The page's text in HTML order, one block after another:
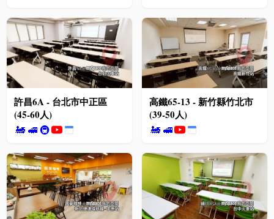
許昌6A - 台北市中正區
(45-60人)
🚂 🚅 🚇
高鐵65-13 - 新竹縣竹北市
(39-50人)
🚂 🚅